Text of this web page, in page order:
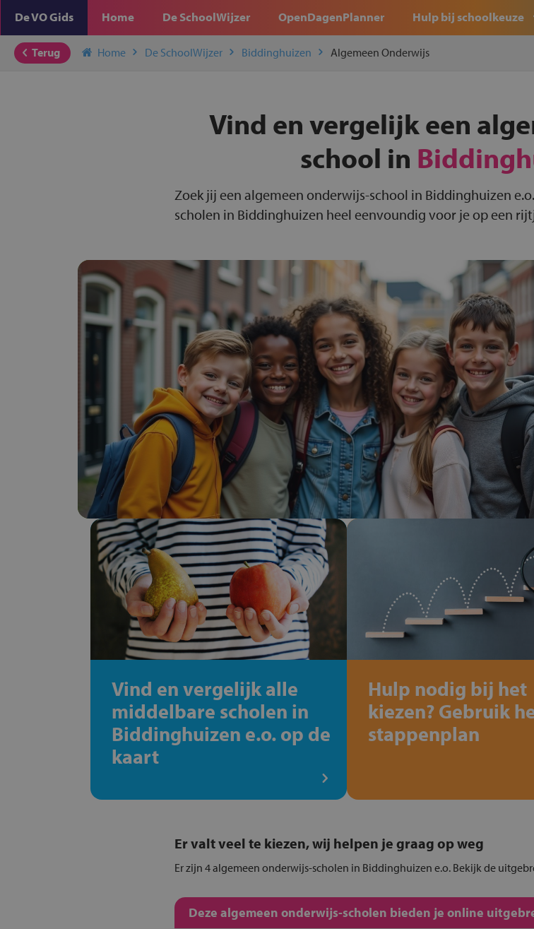
De VO Gids Home De SchoolWijzer OpenDagenPlanner Hulp bij schoolkeuze
Terug Home De SchoolWijzer Biddinghuizen Algemeen Onderwijs
Vind en vergelijk een
school in
Zoek jij een algemeen onderwijs-school in Biddinghuizen
scholen in Biddinghuizen heel eenvoundig voor je op een
Vind en vergelijk alle
middelbare scholen in
Biddinghuizen e.o. op de
kaart
Hulp nodig bij het
kiezen? Gebruik
stappenplan
Er valt veel te kiezen, wij helpen je graag op weg
Er zijn 4 algemeen onderwijs-scholen in Biddinghuizen e.o. Bekijk de
Deze algemeen onderwijs-scholen bieden je online